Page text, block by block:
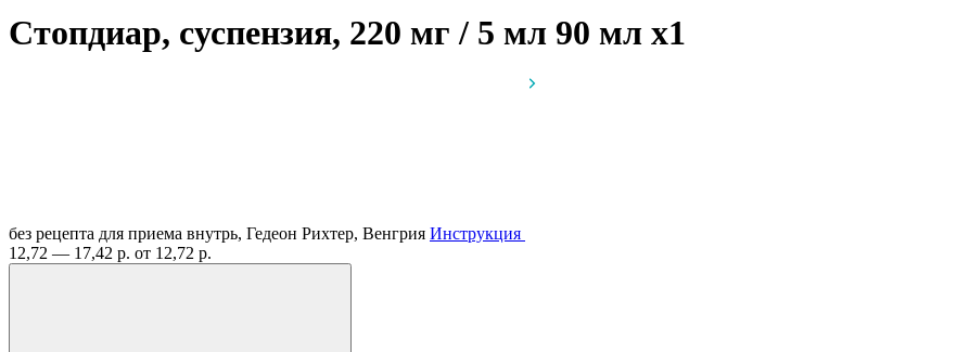
Стопдиар, суспензия, 220 мг / 5 мл 90 мл x1
без рецепта для приема внутрь, Гедеон Рихтер, Венгрия Инструкция
12,72 — 17,42 р. от 12,72 р.